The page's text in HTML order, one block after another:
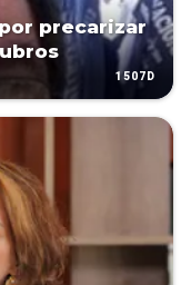
precarizar
1507D